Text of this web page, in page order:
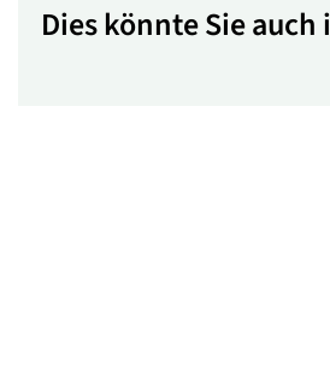
Dies könnte Sie